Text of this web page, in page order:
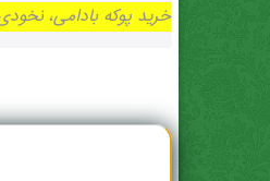
خرید پوکه بادامی، نخودی، قیمت